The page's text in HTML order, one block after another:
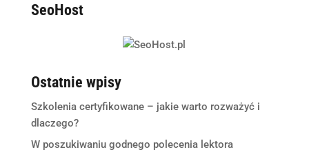
SeoHost
Ostatnie wpisy
Szkolenia certyfikowane – jakie warto rozważyć i
dlaczego?
W poszukiwaniu godnego polecenia lektora